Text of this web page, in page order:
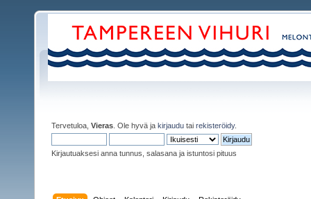
Tervetuloa, Vieras . Ole hyvä ja kirjaudu tai rekisteröidy.
Kirjautuaksesi anna tunnus, salasana ja istuntosi pituus